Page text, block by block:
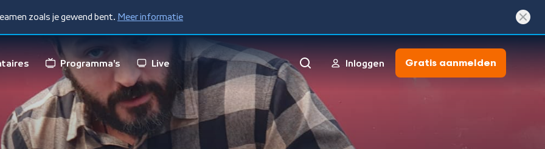
zoals je gewend bent. Meer informatie
Programma's Live Inloggen Gratis aanmelden